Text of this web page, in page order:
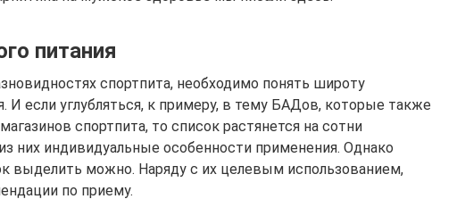
питания
спортпита, необходимо понять широту
И если углубляться, к примеру, в тему БАДов, которые также
спортпита, то список растянется на сотни
них индивидуальные особенности применения. Однако
выделить можно. Наряду с их целевым использованием,
по приему.